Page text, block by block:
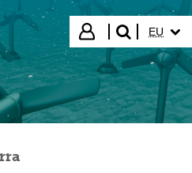
Hasi saioa
bilatu"
EU